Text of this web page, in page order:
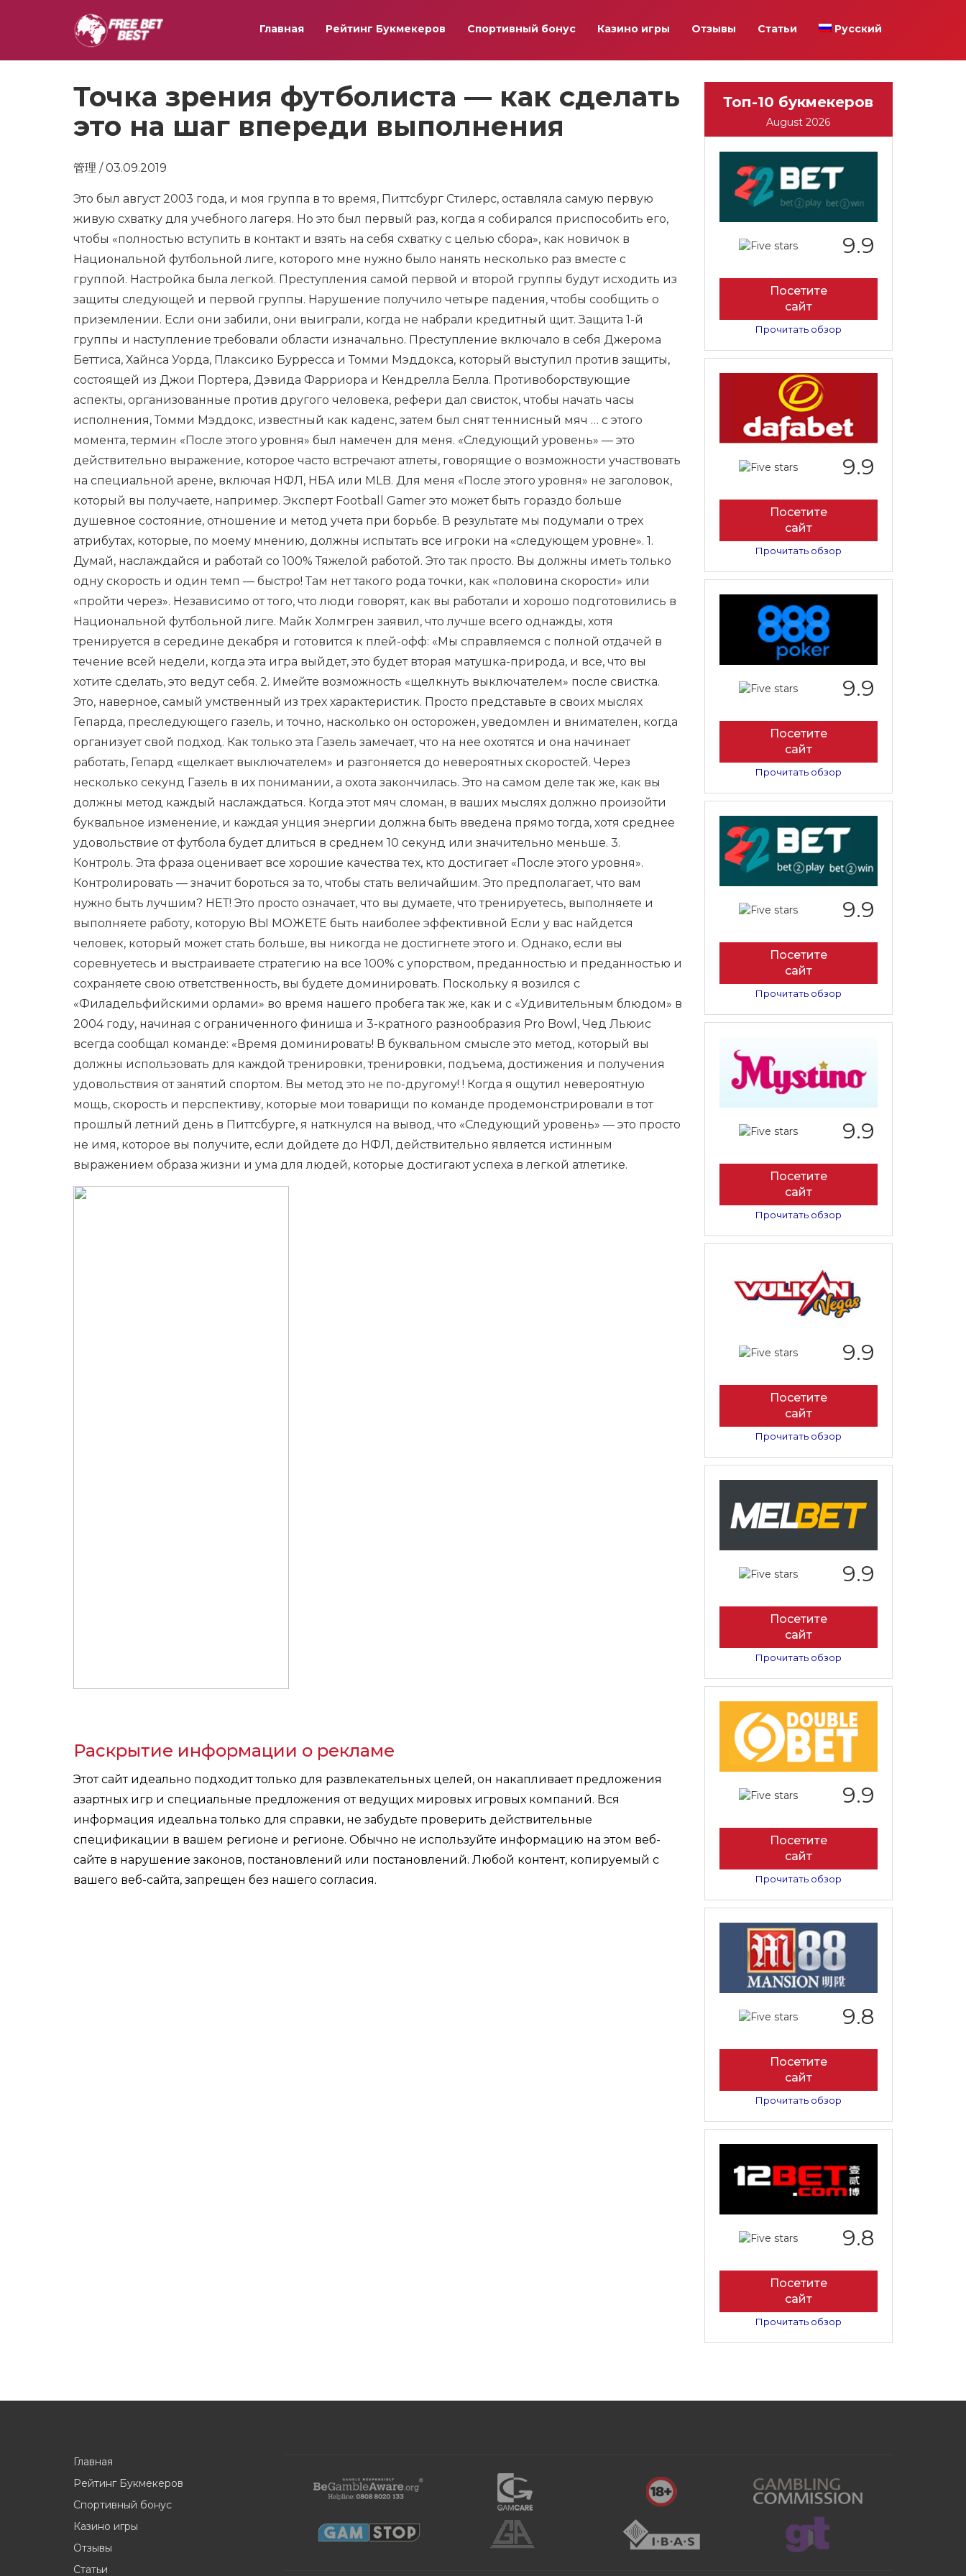
Главная Рейтинг Букмекеров Спортивный бонус Казино игры Отзывы Статьи Русский
Точка зрения футболиста — как сделать
это на шаг впереди выполнения
管理 / 03.09.2019
Это был август 2003 года, и моя группа в то время, Питтсбург Стилерс, оставляла самую первую
живую схватку для учебного лагеря. Но это был первый раз, когда я собирался приспособить его,
чтобы «полностью вступить в контакт и взять на себя схватку с целью сбора», как новичок в
Национальной футбольной лиге, которого мне нужно было нанять несколько раз вместе с
группой. Настройка была легкой. Преступления самой первой и второй группы будут исходить из
защиты следующей и первой группы. Нарушение получило четыре падения, чтобы сообщить о
приземлении. Если они забили, они выиграли, когда не набрали кредитный щит. Защита 1-й
группы и наступление требовали области изначально. Преступление включало в себя Джерома
Беттиса, Хайнса Уорда, Плаксико Бурресса и Томми Мэддокса, который выступил против защиты,
состоящей из Джои Портера, Дэвида Фарриора и Кендрелла Белла. Противоборствующие
аспекты, организованные против другого человека, рефери дал свисток, чтобы начать часы
исполнения, Томми Мэддокс, известный как каденс, затем был снят теннисный мяч … с этого
момента, термин «После этого уровня» был намечен для меня. «Следующий уровень» — это
действительно выражение, которое часто встречают атлеты, говорящие о возможности участвовать
на специальной арене, включая НФЛ, НБА или MLB. Для меня «После этого уровня» не заголовок,
который вы получаете, например. Эксперт Football Gamer это может быть гораздо больше
душевное состояние, отношение и метод учета при борьбе. В результате мы подумали о трех
атрибутах, которые, по моему мнению, должны испытать все игроки на «следующем уровне». 1.
Думай, наслаждайся и работай со 100% Тяжелой работой. Это так просто. Вы должны иметь только
одну скорость и один темп — быстро! Там нет такого рода точки, как «половина скорости» или
«пройти через». Независимо от того, что люди говорят, как вы работали и хорошо подготовились в
Национальной футбольной лиге. Майк Холмгрен заявил, что лучше всего однажды, хотя
тренируется в середине декабря и готовится к плей-офф: «Мы справляемся с полной отдачей в
течение всей недели, когда эта игра выйдет, это будет вторая матушка-природа, и все, что вы
хотите сделать, это ведут себя. 2. Имейте возможность «щелкнуть выключателем» после свистка.
Это, наверное, самый умственный из трех характеристик. Просто представьте в своих мыслях
Гепарда, преследующего газель, и точно, насколько он осторожен, уведомлен и внимателен, когда
организует свой подход. Как только эта Газель замечает, что на нее охотятся и она начинает
работать, Гепард «щелкает выключателем» и разгоняется до невероятных скоростей. Через
несколько секунд Газель в их понимании, а охота закончилась. Это на самом деле так же, как вы
должны метод каждый наслаждаться. Когда этот мяч сломан, в ваших мыслях должно произойти
буквальное изменение, и каждая унция энергии должна быть введена прямо тогда, хотя среднее
удовольствие от футбола будет длиться в среднем 10 секунд или значительно меньше. 3.
Контроль. Эта фраза оценивает все хорошие качества тех, кто достигает «После этого уровня».
Контролировать — значит бороться за то, чтобы стать величайшим. Это предполагает, что вам
нужно быть лучшим? НЕТ! Это просто означает, что вы думаете, что тренируетесь, выполняете и
выполняете работу, которую ВЫ МОЖЕТЕ быть наиболее эффективной Если у вас найдется
человек, который может стать больше, вы никогда не достигнете этого и. Однако, если вы
соревнуетесь и выстраиваете стратегию на все 100% с упорством, преданностью и преданностью и
сохраняете свою ответственность, вы будете доминировать. Поскольку я возился с
«Филадельфийскими орлами» во время нашего пробега так же, как и с «Удивительным блюдом» в
2004 году, начиная с ограниченного финиша и 3-кратного разнообразия Pro Bowl, Чед Льюис
всегда сообщал команде: «Время доминировать! В буквальном смысле это метод, который вы
должны использовать для каждой тренировки, тренировки, подъема, достижения и получения
удовольствия от занятий спортом. Вы метод это не по-другому! ! Когда я ощутил невероятную
мощь, скорость и перспективу, которые мои товарищи по команде продемонстрировали в тот
прошлый летний день в Питтсбурге, я наткнулся на вывод, что «Следующий уровень» — это просто
не имя, которое вы получите, если дойдете до НФЛ, действительно является истинным
выражением образа жизни и ума для людей, которые достигают успеха в легкой атлетике.
Раскрытие информации о рекламе
Этот сайт идеально подходит только для развлекательных целей, он накапливает предложения
азартных игр и специальные предложения от ведущих мировых игровых компаний. Вся
информация идеальна только для справки, не забудьте проверить действительные
спецификации в вашем регионе и регионе. Обычно не используйте информацию на этом веб-
сайте в нарушение законов, постановлений или постановлений. Любой контент, копируемый с
вашего веб-сайта, запрещен без нашего согласия.
Топ-10 букмекеров
August 2026
9.9
Посетите
сайт
Прочитать обзор
9.9
Посетите
сайт
Прочитать обзор
9.9
Посетите
сайт
Прочитать обзор
9.9
Посетите
сайт
Прочитать обзор
9.9
Посетите
сайт
Прочитать обзор
9.9
Посетите
сайт
Прочитать обзор
9.9
Посетите
сайт
Прочитать обзор
9.9
Посетите
сайт
Прочитать обзор
9.8
Посетите
сайт
Прочитать обзор
9.8
Посетите
сайт
Прочитать обзор
Главная
Рейтинг Букмекеров
Спортивный бонус
Казино игры
Отзывы
Статьи